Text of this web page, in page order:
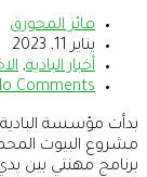
فائز المحورق
يناير 11, 2023
أخبار البادية,
Comments
بدأت مؤسسة البادية
مشروع البيوت
برنامج مهنتي بين يدي 6